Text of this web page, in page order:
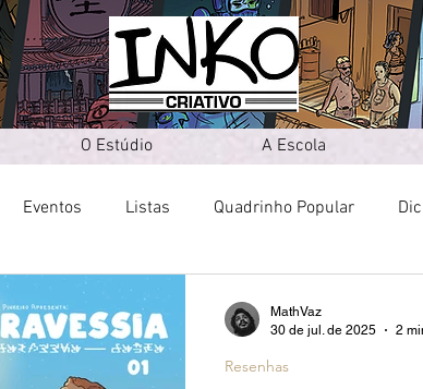
O Estúdio A Escola
Eventos Listas Quadrinho Popular
Resenhas
MathVaz
30 de jul. de 2025
2